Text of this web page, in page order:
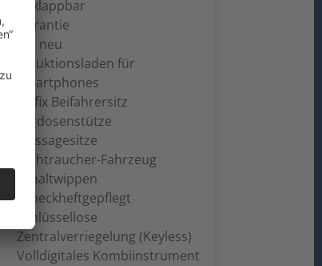
anklappbar
Garantie
HU neu
Induktionsladen für
Smartphones
Isofix Beifahrersitz
Lordosenstütze
Massagesitze
Nichtraucher-Fahrzeug
Schaltwippen
Scheckheftgepflegt
Schlüssellose
Zentralverriegelung (Keyless)
Volldigitales Kombiinstrument